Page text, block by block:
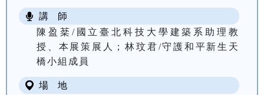
講 師
陳盈棻/國立臺北科技大學建築系助理教
授、本展策展人；林玟君/守護和平新生天
橋小組成員
場 地